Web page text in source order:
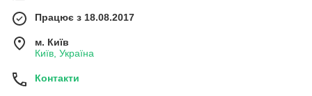
Працює з 18.08.2017
м. Київ
Київ, Україна
Контакти